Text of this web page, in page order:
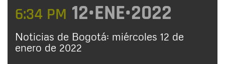
6:34 PM 12•ENE•2022
Noticias de Bogotá: miércoles 12 de
enero de 2022